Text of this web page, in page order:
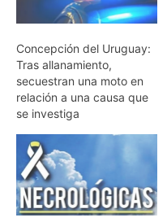
Concepción del Uruguay:
Tras allanamiento,
secuestran una moto en
relación a una causa que
se investiga